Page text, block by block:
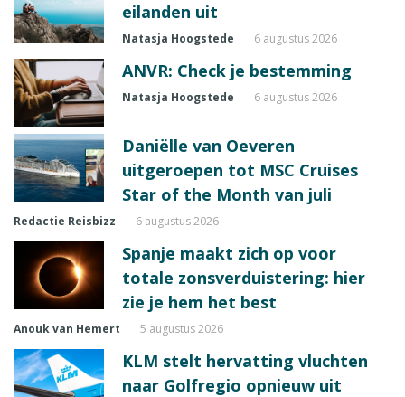
eilanden uit
Natasja Hoogstede 6 augustus 2026
ANVR: Check je bestemming
Natasja Hoogstede 6 augustus 2026
Daniëlle van Oeveren
uitgeroepen tot MSC Cruises
Star of the Month van juli
Redactie Reisbizz 6 augustus 2026
Spanje maakt zich op voor
totale zonsverduistering: hier
zie je hem het best
Anouk van Hemert 5 augustus 2026
KLM stelt hervatting vluchten
naar Golfregio opnieuw uit